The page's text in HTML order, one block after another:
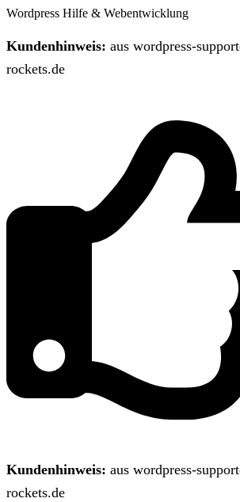
Wordpress Hilfe & Webentwicklung
Kundenhinweis: aus wordpress-
rockets.de
Kundenhinweis: aus wordpress-
rockets.de